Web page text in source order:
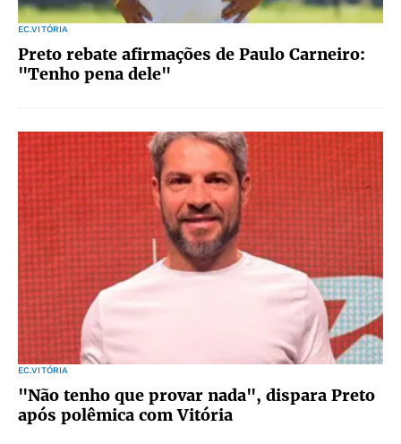
EC.VITÓRIA
Preto rebate afirmações de Paulo Carneiro:
"Tenho pena dele"
EC.VITÓRIA
"Não tenho que provar nada", dispara Preto
após polêmica com Vitória